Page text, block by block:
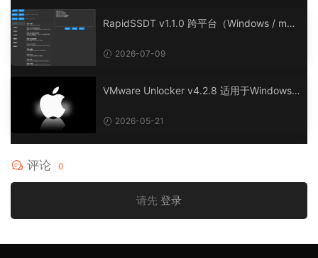
RapidSSDT v1.1.0 跨平台（Windows / mac
境下SSDT的生成与定制。
2026-07-09
VMware Unlocker v4.2.8 适用于Windows/
2026-05-21
评论 0
请先 登录